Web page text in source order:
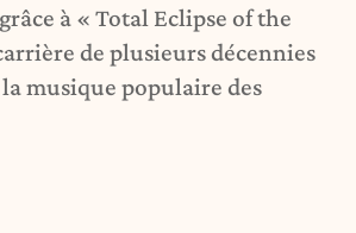
à « Total Eclipse of the
de plusieurs décennies
musique populaire des